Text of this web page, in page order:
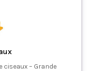
ciseaux – Grande